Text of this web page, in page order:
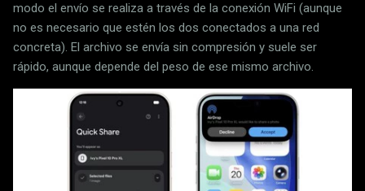
modo el envío se realiza a través de la conexión WiFi (aunque
no es necesario que estén los dos conectados a una red
concreta). El archivo se envía sin compresión y suele ser
rápido, aunque depende del peso de ese mismo archivo.